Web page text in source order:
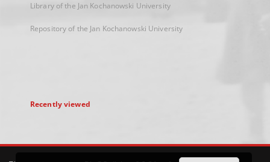
Library of the Jan Kochanowski University
Repository of the Jan Kochanowski University
Recently viewed